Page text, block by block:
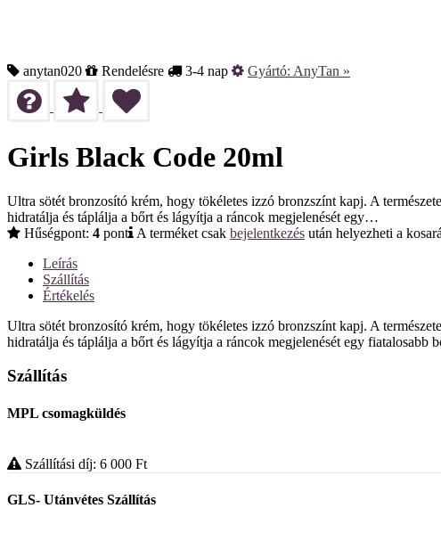
anytan020 Rendelésre 3-4 nap Gyártó: AnyTan »
Girls Black Code 20ml
Ultra sötét bronzosító krém, hogy tökéletes izzó bronzszínt kapj. A
hidratálja és táplálja a bőrt és lágyítja a ráncok megjelenését egy…
Hűségpont: 4 pont A terméket csak bejelentkezés után helyezheti a
Leírás
Szállítás
Értékelés
Ultra sötét bronzosító krém, hogy tökéletes izzó bronzszínt kapj. A
hidratálja és táplálja a bőrt és lágyítja a ráncok megjelenését egy
Szállítás
MPL csomagküldés
Szállítási díj: 6 000 Ft
GLS- Utánvétes Szállítás